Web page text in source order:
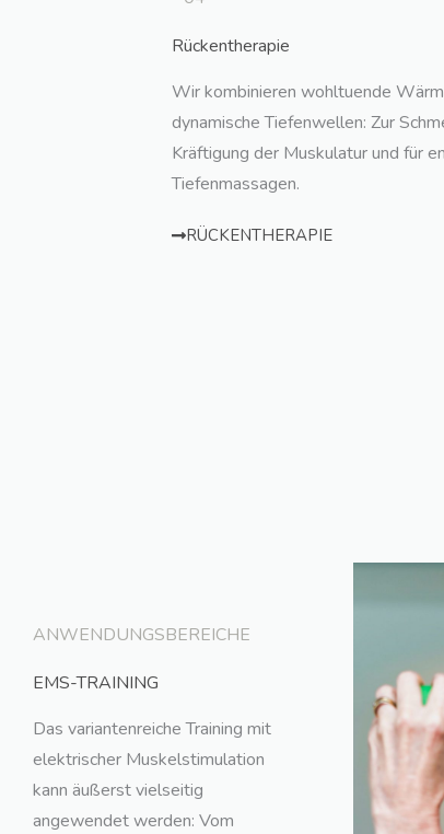
Rückentherapie
Wir kombinieren wohltuende
dynamische Tiefenwellen: Zur
Kräftigung der Muskulatur und für
Tiefenmassagen.
RÜCKENTHERAPIE
ANWENDUNGSBEREICHE
EMS-TRAINING
Das variantenreiche Training mit
elektrischer Muskelstimulation
kann äußerst vielseitig
angewendet werden: Vom